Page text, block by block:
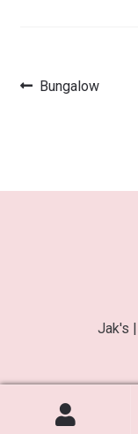
Navigation
Article
précédent :
Bungalow
Jak's